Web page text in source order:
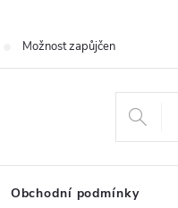
Možnost zapůjčení dodávky
Obchodní podmínky